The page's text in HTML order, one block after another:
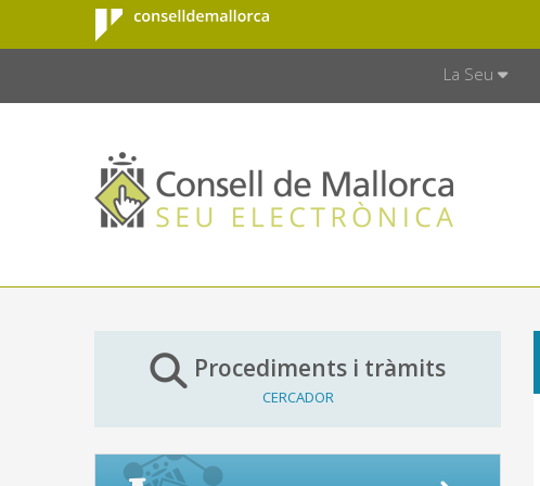
Salta al contingut principal
Consell de
Mallorca
La Seu
Procediments i tràmits
CERCADOR